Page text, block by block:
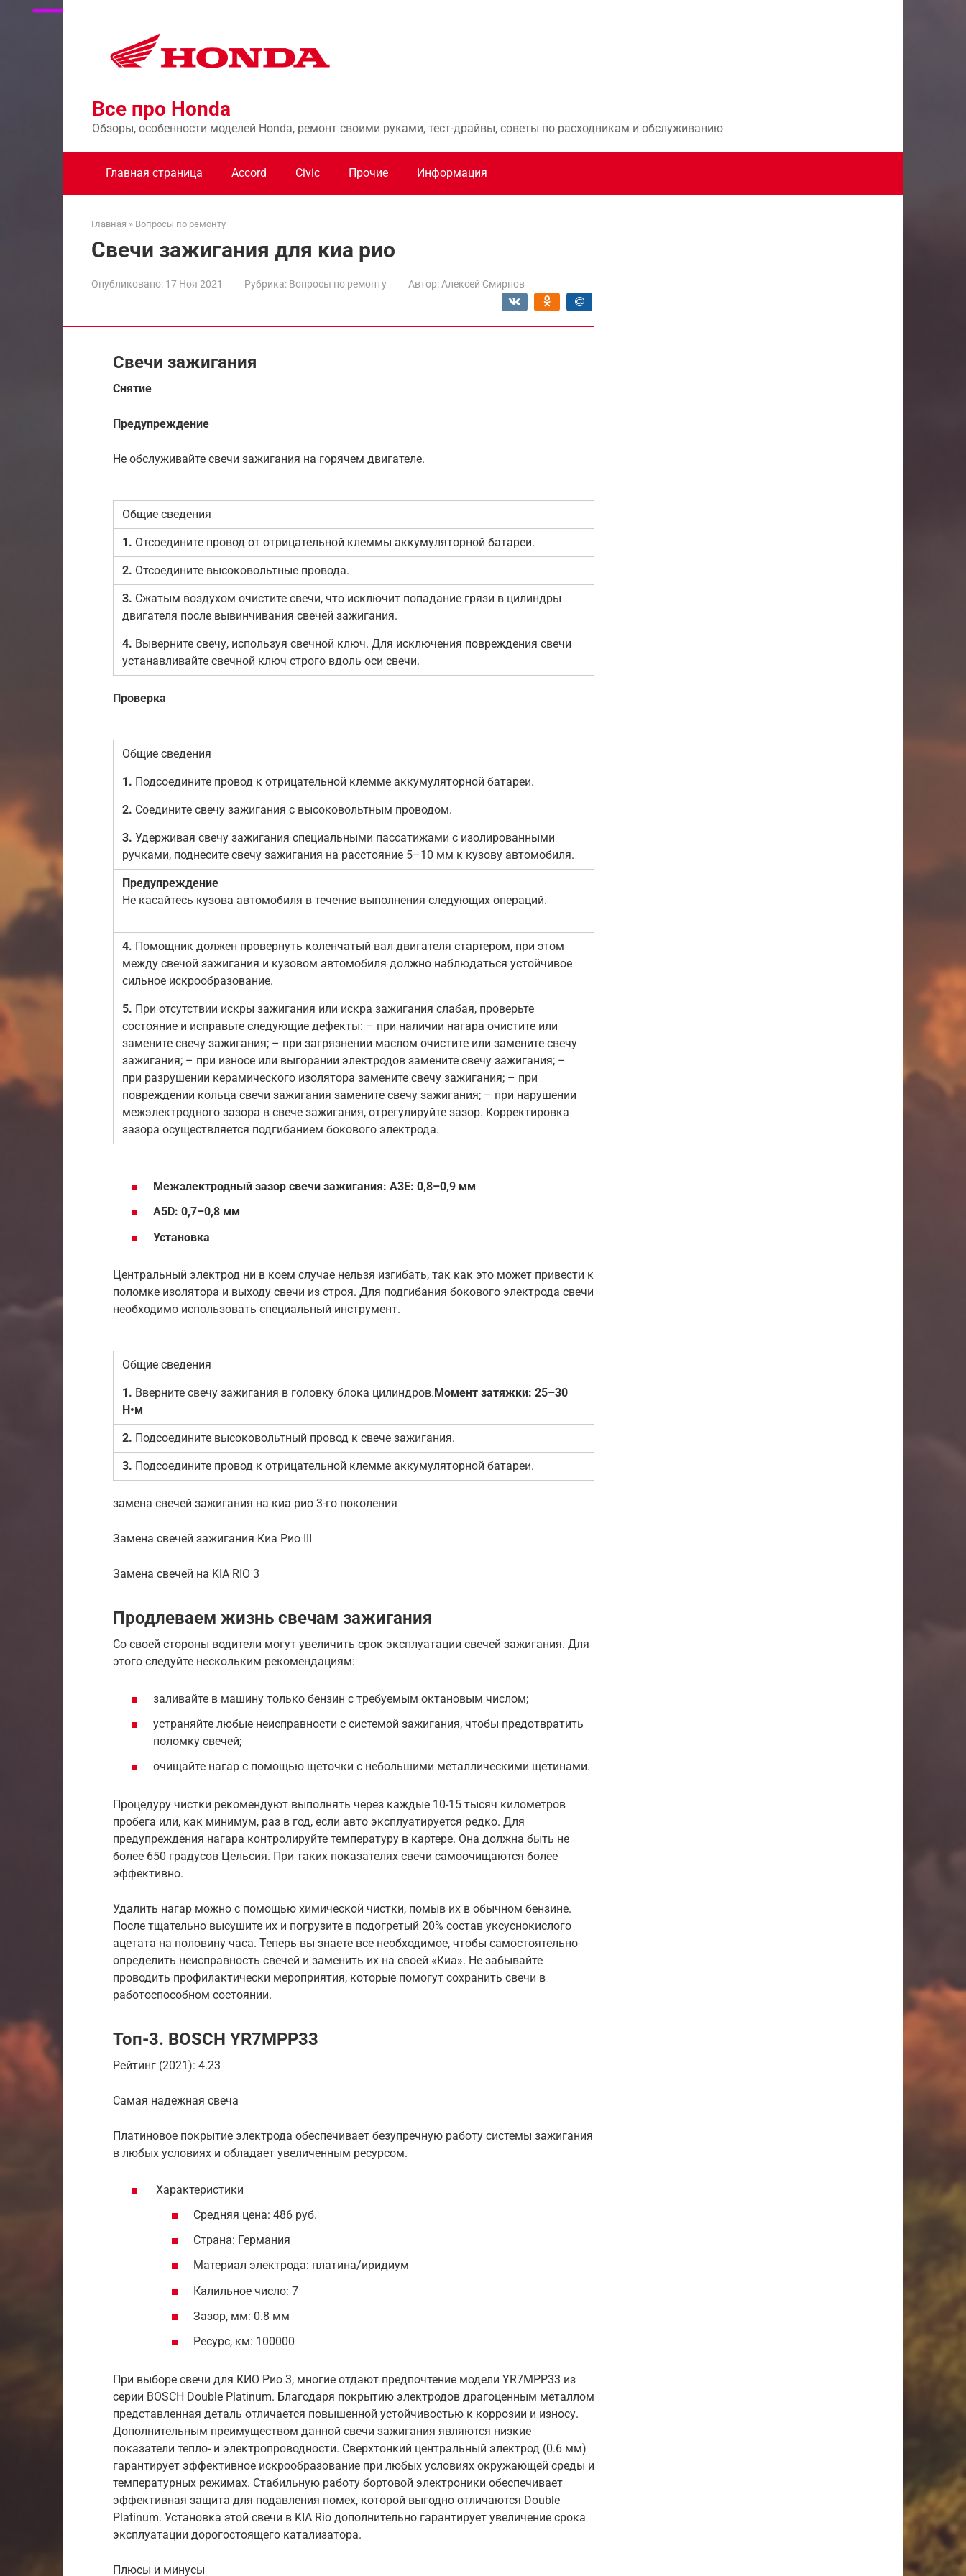
Перейти
Все про Honda
Обзоры, особенности моделей Honda, ремонт своими руками, тест-драйвы, советы по расходникам и обслуживанию
Главная страница Accord Civic Прочие Информация
Главная » Вопросы по ремонту
Свечи зажигания для киа рио
Опубликовано: 17 Ноя 2021 Рубрика: Вопросы по ремонту Автор: Алексей Смирнов
Свечи зажигания
Снятие
Предупреждение
Не обслуживайте свечи зажигания на горячем двигателе.
Общие сведения
1. Отсоедините провод от отрицательной клеммы аккумуляторной батареи.
2. Отсоедините высоковольтные провода.
3. Сжатым воздухом очистите свечи, что исключит попадание грязи в цилиндры
двигателя после вывинчивания свечей зажигания.
4. Выверните свечу, используя свечной ключ. Для исключения повреждения свечи
устанавливайте свечной ключ строго вдоль оси свечи.
Проверка
Общие сведения
1. Подсоедините провод к отрицательной клемме аккумуляторной батареи.
2. Соедините свечу зажигания с высоковольтным проводом.
3. Удерживая свечу зажигания специальными пассатижами с изолированными
ручками, поднесите свечу зажигания на расстояние 5–10 мм к кузову автомобиля.
Предупреждение
Не касайтесь кузова автомобиля в течение выполнения следующих операций.
4. Помощник должен провернуть коленчатый вал двигателя стартером, при этом
между свечой зажигания и кузовом автомобиля должно наблюдаться устойчивое
сильное искрообразование.
5. При отсутствии искры зажигания или искра зажигания слабая, проверьте
состояние и исправьте следующие дефекты: – при наличии нагара очистите или
замените свечу зажигания; – при загрязнении маслом очистите или замените свечу
зажигания; – при износе или выгорании электродов замените свечу зажигания; –
при разрушении керамического изолятора замените свечу зажигания; – при
повреждении кольца свечи зажигания замените свечу зажигания; – при нарушении
межэлектродного зазора в свече зажигания, отрегулируйте зазор. Корректировка
зазора осуществляется подгибанием бокового электрода.
Межэлектродный зазор свечи зажигания: А3Е: 0,8–0,9 мм
А5D: 0,7–0,8 мм
Установка
Центральный электрод ни в коем случае нельзя изгибать, так как это может привести к
поломке изолятора и выходу свечи из строя. Для подгибания бокового электрода свечи
необходимо использовать специальный инструмент.
Общие сведения
1. Вверните свечу зажигания в головку блока цилиндров. Момент затяжки: 25–30
Н•м
2. Подсоедините высоковольтный провод к свече зажигания.
3. Подсоедините провод к отрицательной клемме аккумуляторной батареи.
замена свечей зажигания на киа рио 3-го поколения
Замена свечей зажигания Киа Рио III
Замена свечей на KIA RIO 3
Продлеваем жизнь свечам зажигания
Со своей стороны водители могут увеличить срок эксплуатации свечей зажигания. Для
этого следуйте нескольким рекомендациям:
заливайте в машину только бензин с требуемым октановым числом;
устраняйте любые неисправности с системой зажигания, чтобы предотвратить
поломку свечей;
очищайте нагар с помощью щеточки с небольшими металлическими щетинами.
Процедуру чистки рекомендуют выполнять через каждые 10-15 тысяч километров
пробега или, как минимум, раз в год, если авто эксплуатируется редко. Для
предупреждения нагара контролируйте температуру в картере. Она должна быть не
более 650 градусов Цельсия. При таких показателях свечи самоочищаются более
эффективно.
Удалить нагар можно с помощью химической чистки, помыв их в обычном бензине.
После тщательно высушите их и погрузите в подогретый 20% состав уксуснокислого
ацетата на половину часа. Теперь вы знаете все необходимое, чтобы самостоятельно
определить неисправность свечей и заменить их на своей «Киа». Не забывайте
проводить профилактически мероприятия, которые помогут сохранить свечи в
работоспособном состоянии.
Топ-3. BOSCH YR7MPP33
Рейтинг (2021): 4.23
Самая надежная свеча
Платиновое покрытие электрода обеспечивает безупречную работу системы зажигания
в любых условиях и обладает увеличенным ресурсом.
Характеристики
Средняя цена: 486 руб.
Страна: Германия
Материал электрода: платина/иридиум
Калильное число: 7
Зазор, мм: 0.8 мм
Ресурс, км: 100000
При выборе свечи для КИО Рио 3, многие отдают предпочтение модели YR7MPP33 из
серии BOSCH Double Platinum. Благодаря покрытию электродов драгоценным металлом
представленная деталь отличается повышенной устойчивостью к коррозии и износу.
Дополнительным преимуществом данной свечи зажигания являются низкие
показатели тепло- и электропроводности. Сверхтонкий центральный электрод (0.6 мм)
гарантирует эффективное искрообразование при любых условиях окружающей среды и
температурных режимах. Стабильную работу бортовой электроники обеспечивает
эффективная защита для подавления помех, которой выгодно отличаются Double
Platinum. Установка этой свечи в KIA Rio дополнительно гарантирует увеличение срока
эксплуатации дорогостоящего катализатора.
Плюсы и минусы